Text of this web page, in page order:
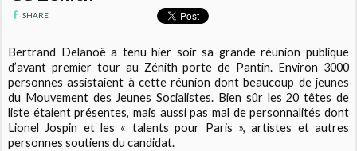
SHARE
Bertrand Delanoë a tenu hier soir sa grande réunion publique
d’avant premier tour au Zénith porte de Pantin. Environ 3000
personnes assistaient à cette réunion dont beaucoup de jeunes
du Mouvement des Jeunes Socialistes. Bien sûr les 20 têtes de
liste étaient présentes, mais aussi pas mal de personnalités dont
Lionel Jospin et les « talents pour Paris », artistes et autres
personnes soutiens du candidat.